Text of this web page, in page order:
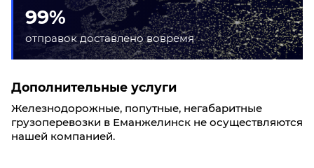
99%
отправок доставлено вовремя
Дополнительные услуги
Железнодорожные, попутные, негабаритные
грузоперевозки в Еманжелинск не осуществляются
нашей компанией.